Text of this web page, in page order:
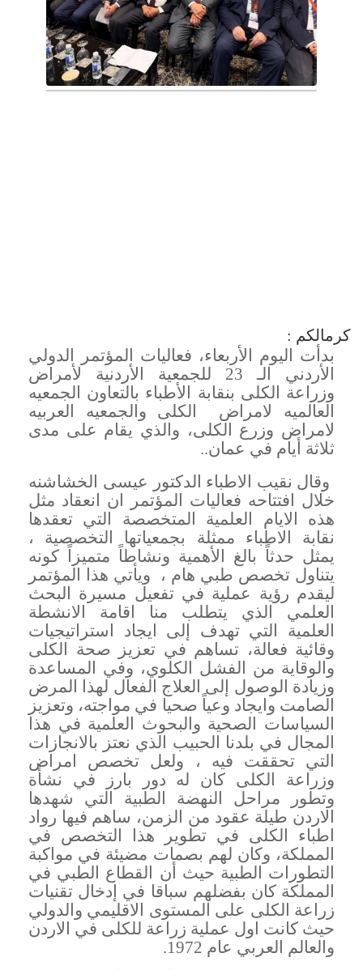
كرمالكم :
بدأت اليوم الأربعاء، فعاليات المؤتمر الدولي
الأردني الـ 23 للجمعية الأردنية لأمراض
وزراعة الكلى بنقابة الأطباء بالتعاون الجمعيه
العالميه لامراض الكلى والجمعيه العربيه
لامراض وزرع الكلى، والذي يقام على مدى
ثلاثة أيام في عمان..
وقال نقيب الاطباء الدكتور عيسى الخشاشنه
خلال افتتاحه فعاليات المؤتمر ان انعقاد مثل
هذه الايام العلمية المتخصصة التي تعقدها
نقابة الاطباء ممثلة بجمعياتها التخصصية ،
يمثل حدثاً بالغ الأهمية ونشاطاً متميزاً كونه
يتناول تخصص طبي هام ، ويأتي هذا المؤتمر
ليقدم رؤية عملية في تفعيل مسيرة البحث
العلمي الذي يتطلب منا اقامة الانشطة
العلمية التي تهدف إلى ايجاد استراتيجيات
وقائية فعالة، تساهم في تعزيز صحة الكلى
والوقاية من الفشل الكلوي، وفي المساعدة
وزيادة الوصول إلى العلاج الفعال لهذا المرض
الصامت وايجاد وعياً صحيا في مواجته، وتعزيز
السياسات الصحية والبحوث العلمية في هذا
المجال في بلدنا الحبيب الذي نعتز بالانجازات
التي تحققت فيه ، ولعل تخصص امراض
وزراعة الكلى كان له دور بارز في نشأة
وتطور مراحل النهضة الطبية التي شهدها
الاردن طيلة عقود من الزمن، ساهم فيها رواد
اطباء الكلى في تطوير هذا التخصص في
المملكة، وكان لهم بصمات مضيئة في مواكبة
التطورات الطبية حيث أن القطاع الطبي في
المملكة كان بفضلهم سباقا في إدخال تقنيات
زراعة الكلى على المستوى الاقليمي والدولي
حيث كانت اول عملية زراعة للكلى في الاردن
والعالم العربي عام 1972
.